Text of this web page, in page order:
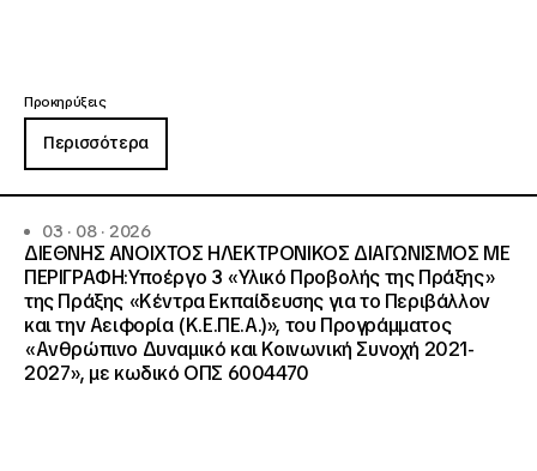
Προκηρύξεις
Περισσότερα
03 · 08 · 2026
ΔΙΕΘΝΗΣ ΑΝΟΙΧΤΟΣ ΗΛΕΚΤΡΟΝΙΚΟΣ ΔΙΑΓΩΝΙΣΜΟΣ ΜΕ
ΠΕΡΙΓΡΑΦΗ:Υποέργο 3 «Υλικό Προβολής της Πράξης»
της Πράξης «Κέντρα Εκπαίδευσης για το Περιβάλλον
και την Αειφορία (Κ.Ε.ΠΕ.Α.)», του Προγράμματος
«Ανθρώπινο Δυναμικό και Κοινωνική Συνοχή 2021-
2027», με κωδικό ΟΠΣ 6004470